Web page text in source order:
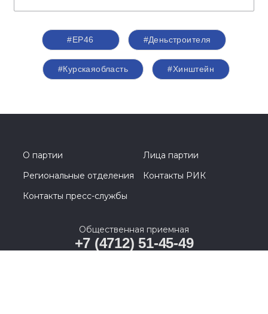
#ЕР46 #Деньстроителя
#Курскаяобласть #Хинштейн
О партии
Лица партии
Региональные отделения
Контакты РИК
Контакты пресс-службы
Общественная приемная
+7 (4712) 51-45-49